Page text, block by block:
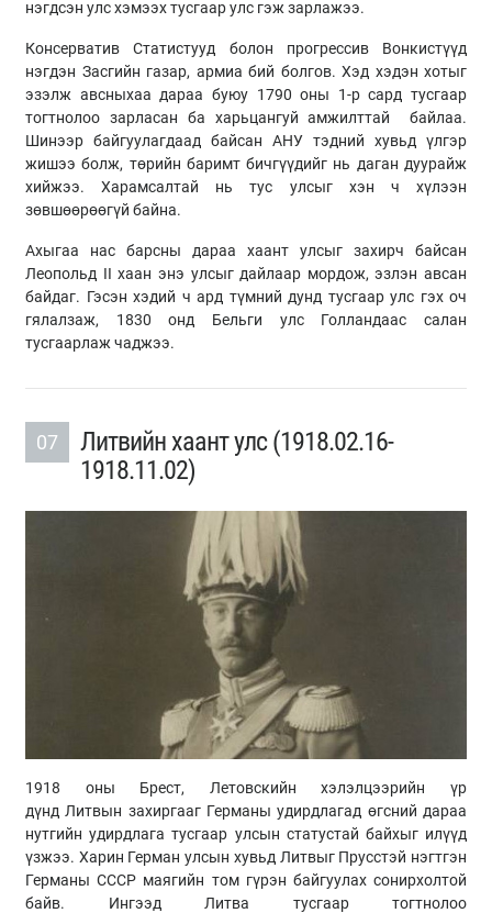
нэгдсэн улс хэмээх тусгаар улс гэж зарлажээ.
КонсервативСтатистууд болон прогрессивВонкистүүд
нэгдэн Засгийн газар, армиа бий болгов. Хэд хэдэн хотыг
эзэлж авсныхаа дараа буюу 1790 оны 1-р сард тусгаар
тогтнолоо зарласан ба харьцангуй амжилттай байлаа.
Шинээр байгуулагдаад байсан АНУ тэдний хувьд үлгэр
жишээ болж, төрийн баримт бичгүүдийг нь даган дуурайж
хийжээ. Харамсалтай нь тус улсыг хэн ч хүлээн
зөвшөөрөөгүй байна.
Ахыгаа нас барсны дараа хаант улсыг захирч байсан
Леопольд II хаан энэ улсыг дайлаар мордож, эзлэн авсан
байдаг. Гэсэн хэдий ч ард түмний дунд тусгаар улс гэх оч
гялалзаж, 1830 онд Бельги улс Голландаас салан
тусгаарлаж чаджээ.
07
Литвийн хаант улс (​1918.02.16-
1918.11.02)
1918 оны Брест, Летовскийн хэлэлцээрийн үр
дүнд Литвын захиргааг Германы удирдлагад өгсний дараа
нутгийн удирдлага тусгаар улсын статустай байхыг илүүд
үзжээ. Харин Герман улсын хувьд Литвыг Прусстэй нэгтгэн
Германы СССР маягийн том гүрэн байгуулах сонирхолтой
байв. Ингээд Литва тусгаар тогтнолоо